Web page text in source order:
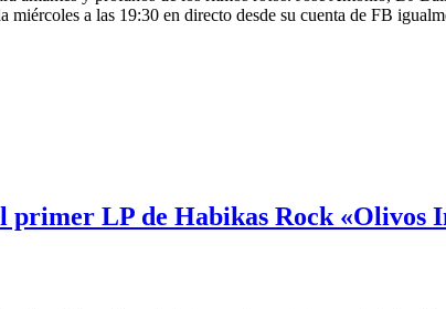
miércoles a las 19:30 en directo desde su cuenta de FB
primer LP de Habikas Rock «Olivos